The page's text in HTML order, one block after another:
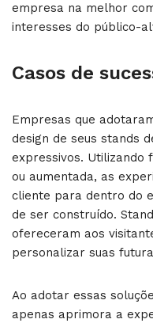
empresa na melhor
interesses do público-
Casos de
Empresas que
design de seus stands
expressivos. Utilizando
ou aumentada, as
cliente para dentro do
de ser construído.
ofereceram aos
personalizar suas
Ao adotar essas
apenas aprimora a